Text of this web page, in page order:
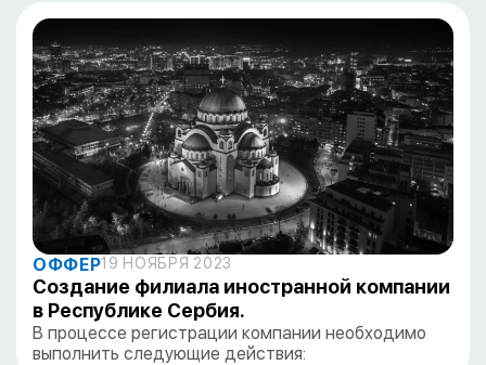
ОФФЕР19 НОЯБРЯ 2023
Создание филиала иностранной компании
в Республике Сербия.
В процессе регистрации компании необходимо
выполнить следующие действия: